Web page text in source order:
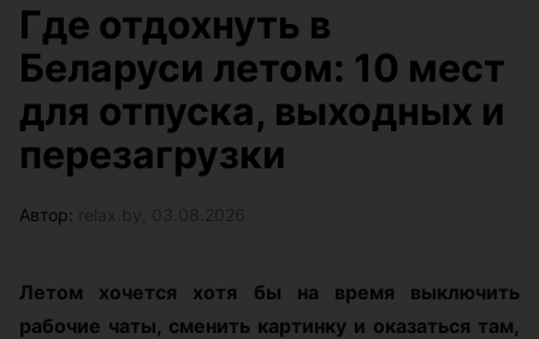
Где отдохнуть в
Беларуси летом: 10 мест
для отпуска, выходных и
перезагрузки
Автор:
Летом хочется хотя бы на время выключить
рабочие чаты, сменить картинку и оказаться там,